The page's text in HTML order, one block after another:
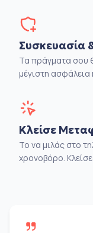
Συσκευασία
Τα πράγματα σου
μέγιστη
Κλείσε
Το να μιλάς στο
χρονοβόρο.